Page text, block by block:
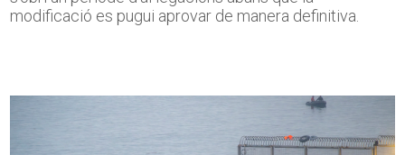
modificació es pugui aprovar de manera definitiva.